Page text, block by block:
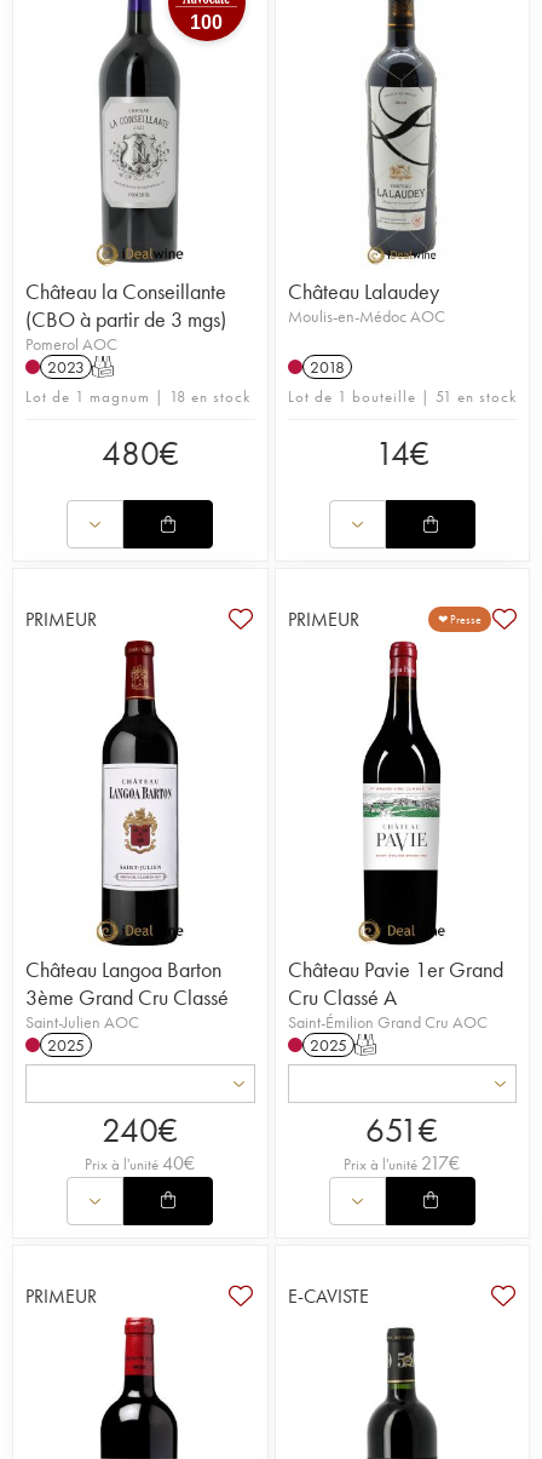
100
Château la Conseillante
(CBO à partir de 3 mgs)
Pomerol AOC
2023 T
Lot de 1 magnum | 18 en stock
480€
Château Lalaudey
Moulis-en-Médoc AOC
2018
Lot de 1 bouteille | 51 en stock
14€
PRIMEUR
Château Langoa Barton
3ème Grand Cru Classé
Saint-Julien AOC
2025
240€
Prix à l'unité40€
PRIMEUR ❤ Presse
Château Pavie 1er Grand
Cru Classé A
Saint-Émilion Grand Cru AOC
2025 T
651€
Prix à l'unité 217€
PRIMEUR E-CAVISTE